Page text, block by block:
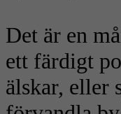
Det är en
ett färdigt
älskar, eller